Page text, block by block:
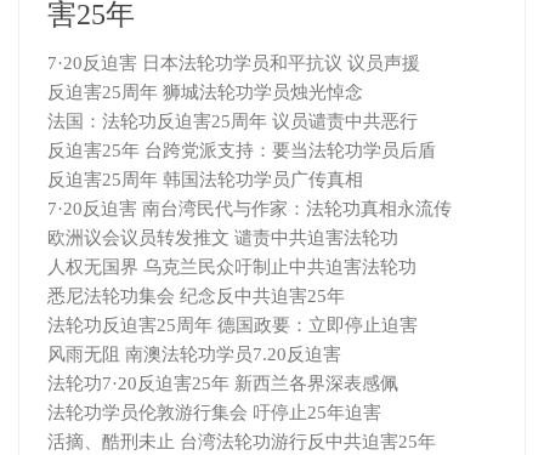
害25年
7·20反迫害 日本法轮功学员和平抗议 议员声援
反迫害25周年 狮城法轮功学员烛光悼念
法国：法轮功反迫害25周年 议员谴责中共恶行
反迫害25年 台跨党派支持：要当法轮功学员后盾
反迫害25周年 韩国法轮功学员广传真相
7·20反迫害 南台湾民代与作家：法轮功真相永流传
欧洲议会议员转发推文 谴责中共迫害法轮功
人权无国界 乌克兰民众吁制止中共迫害法轮功
悉尼法轮功集会 纪念反中共迫害25年
法轮功反迫害25周年 德国政要：立即停止迫害
风雨无阻 南澳法轮功学员7.20反迫害
法轮功7·20反迫害25年 新西兰各界深表感佩
法轮功学员伦敦游行集会 吁停止25年迫害
活摘、酷刑未止 台湾法轮功游行反中共迫害25年